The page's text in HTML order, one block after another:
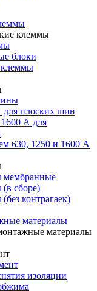
клеммы
блоки
клеммы
для плоских шин
А для
630, 1250 и 1600 А
мембранные
сборе)
контрагаек)
материалы
материалы
изоляции